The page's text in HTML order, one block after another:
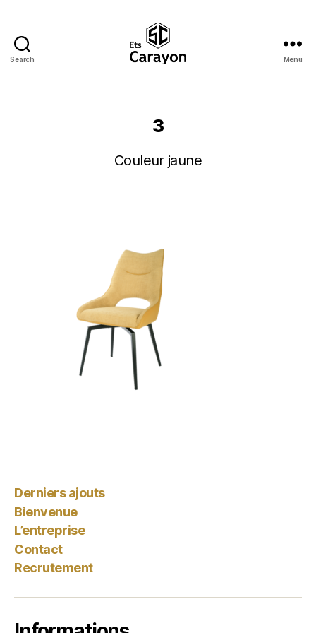
Search Menu
3
Couleur jaune
Derniers ajouts
Bienvenue
L’entreprise
Contact
Recrutement